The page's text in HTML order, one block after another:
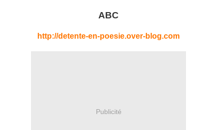
ABC
http://detente-en-poesie.over-blog.com
Publicité